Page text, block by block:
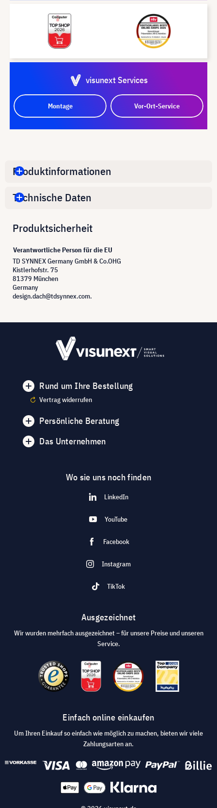
visunext Services
Montage Vor-Ort-Service
Produktinformationen
Technische Daten
Produktsicherheit
Verantwortliche Person für die EU
TD SYNNEX Germany GmbH & Co.OHG
Kistlerhofstr. 75
81379 München
Germany
design.dach@tdsynnex.com.
Rund um Ihre Bestellung
Vertrag widerrufen
Persönliche Beratung
Das Unternehmen
Wo sie uns noch finden
LinkedIn
YouTube
Facebook
Instagram
TikTok
Ausgezeichnet
Wir wurden mehrfach ausgezeichnet – für unsere Preise und unseren
Service.
Einfach online einkaufen
Um Ihren Einkauf so einfach wie möglich zu machen, bieten wir viele
Zahlungsarten an.